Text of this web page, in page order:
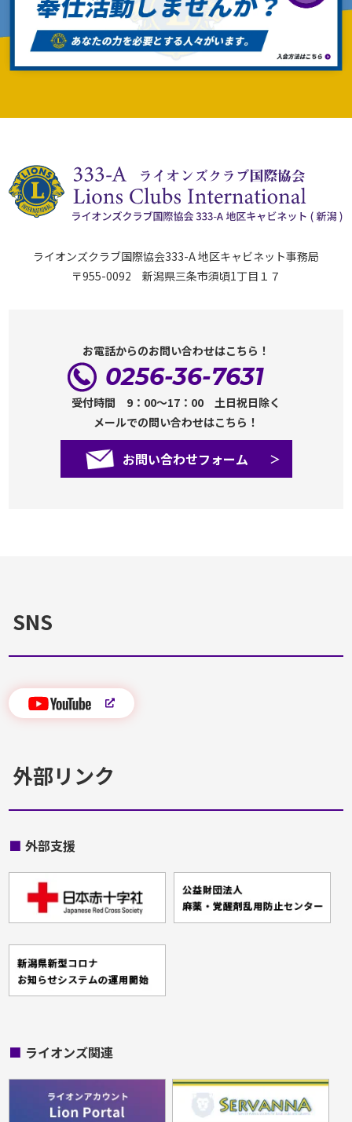
ライオンズクラブ国際協会333-A 地区キャビネット事務局
〒955-0092 新潟県三条市須頃1丁目１７
お電話からのお問い合わせはこちら！
0256-36-7631
受付時間 9：00～17：00 土日祝日除く
メールでの問い合わせはこちら！
お問い合わせフォーム
SNS
外部リンク
■ 外部支援
■ ライオンズ関連